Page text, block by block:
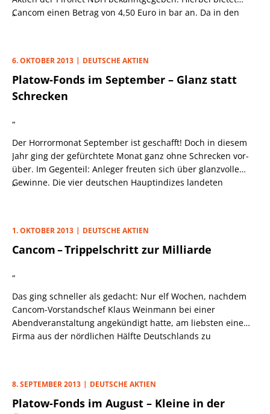
Cancom einen Betrag von 4,50 Euro in bar an. Da in den
nicht überraschend. Per Donnerstag war Cancom bereits im
Besitz eines Pakets von 13,65%. Nachdem die Pironet-
Vorstände zustimmten, ihre Wertpapiere anzudienen, gilt
Mindestannahmeschwelle erreicht wird. Diese wurde
bislang seitens der Bayern noch nicht konkretisiert.
„
6. OKTOBER 2013 DEUTSCHE AKTIEN
Platow-Fonds im September – Glanz statt
Schrecken
„
Der Horrormonat September ist geschafft! Doch in diesem
Jahr ging der gefürchtete Monat ganz ohne Schrecken vor­
über. Im Gegenteil: Anleger freuten sich über glanzvolle
Gewinne. Die vier deutschen Hauptindizes landeten
Elan dauerhaft bremsen.
„
1. OKTOBER 2013 DEUTSCHE AKTIEN
Cancom – Trippelschritt zur Milliarde
„
Das ging schneller als gedacht: Nur elf Wochen, nachdem
Cancom-Vorstandschef Klaus Weinmann bei einer
Abendveranstaltung angekündigt hatte, am liebsten eine
Firma aus der nördlichen Hälfte Deutschlands zu
Mio. Euro und ein Ergebnis vor Zinsen, Steuern und
Abschreibungen von 3,3 Mio. Euro.
„
8. SEPTEMBER 2013 DEUTSCHE AKTIEN
Platow-Fonds im August – Kleine in der